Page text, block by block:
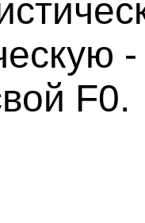
F0.